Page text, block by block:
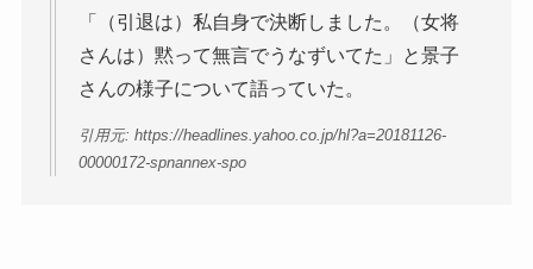
「（引退は）私自身で決断しました。（女将
さんは）黙って無言でうなずいてた」と景子
さんの様子について語っていた。
引用元: https://headlines.yahoo.co.jp/hl?a=20181126-
00000172-spnannex-spo